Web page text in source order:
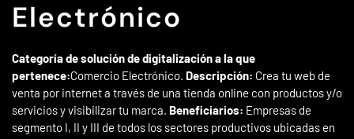
Electrónico
Categoría de solución de digitalización a la que
pertenece:Comercio Electrónico. Descripción: Crea tu web de
venta por internet a través de una tienda online con productos y/o
servicios y visibilizar tu marca. Beneficiarios: Empresas de
segmento I, II y III de todos los sectores productivos ubicadas en